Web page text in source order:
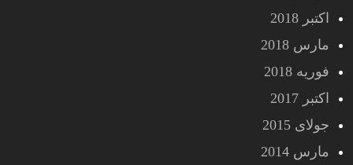
اکتبر 2018
مارس 2018
فوریه 2018
اکتبر 2017
جولای 2015
مارس 2014